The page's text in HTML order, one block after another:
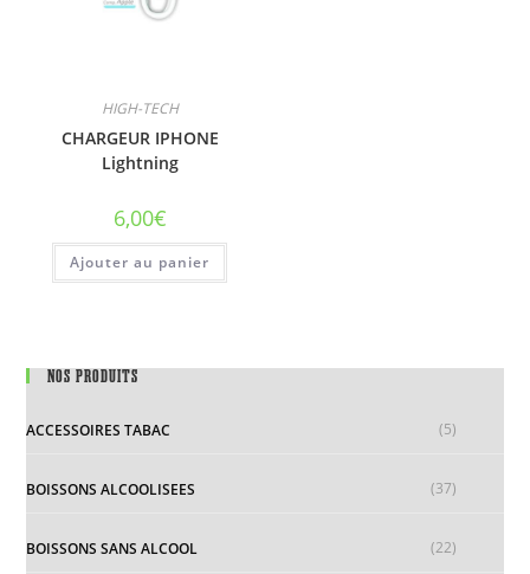
HIGH-TECH
CHARGEUR IPHONE
Lightning
6,00€
Ajouter au panier
NOS PRODUITS
ACCESSOIRES TABAC (5)
BOISSONS ALCOOLISEES (37)
BOISSONS SANS ALCOOL (22)